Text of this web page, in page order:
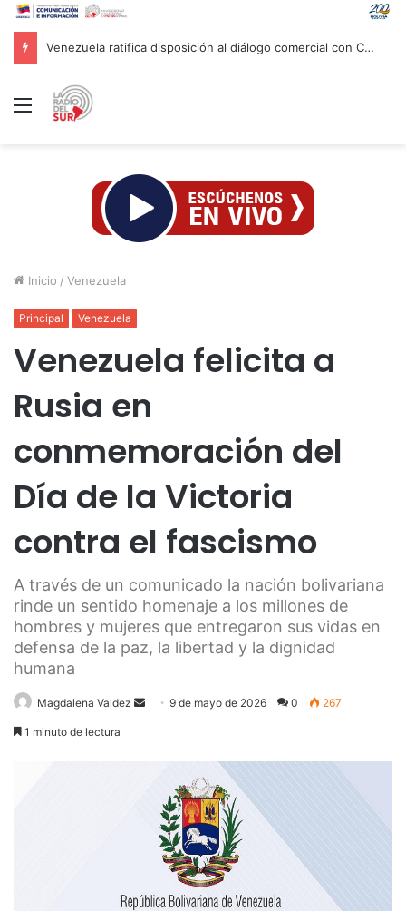
Venezuela ratifica disposición al diálogo comercial con Colombia bajo el principio de soberanía
Menú
Inicio / Venezuela
Principal Venezuela
Venezuela felicita a
Rusia en
conmemoración del
Día de la Victoria
contra el fascismo
A través de un comunicado la nación bolivariana
rinde un sentido homenaje a los millones de
hombres y mujeres que entregaron sus vidas en
defensa de la paz, la libertad y la dignidad
humana
Magdalena Valdez
Send9 de mayo de 2026 0 267
1 minuto de lectura